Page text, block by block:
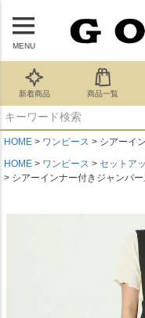
MENU
新着商品 商品一覧
HOME ワンピース
シアーイ
HOME
ワンピース
セットア
シアーインナー付きジャンパー